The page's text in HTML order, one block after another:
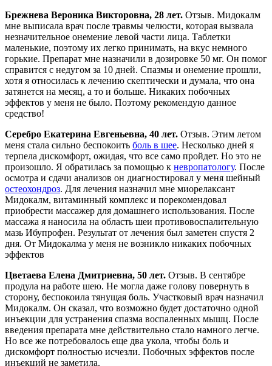
Брежнева Вероника Викторовна, 28 лет. Отзыв. Мидокалм
мне выписала врач после травмы челюсти, которая вызвала
незначительное онемение левой части лица. Таблетки
маленькие, поэтому их легко принимать, на вкус немного
горькие. Препарат мне назначили в дозировке 50 мг. Он помог
справится с недугом за 10 дней. Спазмы и онемение прошли,
хотя я относилась к лечению скептически и думала, что она
затянется на месяц, а то и больше. Никаких побочных
эффектов у меня не было. Поэтому рекомендую данное
средство!
Серебро Екатерина Евгеньевна, 40 лет. Отзыв. Этим летом
меня стала сильно беспокоить боль в шее. Несколько дней я
терпела дискомфорт, ожидая, что все само пройдет. Но это не
произошло. Я обратилась за помощью к невропатологу. После
осмотра и сдачи анализов он диагностировал у меня шейный
остеохондроз. Для лечения назначил мне миорелаксант
Мидокалм, витаминный комплекс и порекомендовал
приобрести массажер для домашнего использования. После
массажа я наносила на область шеи противовоспалительную
мазь Ибупрофен. Результат от лечения был заметен спустя 2
дня. От Мидокалма у меня не возникло никаких побочных
эффектов
Цветаева Елена Дмитриевна, 50 лет. Отзыв. В сентябре
продула на работе шею. Не могла даже голову повернуть в
сторону, беспокоила тянущая боль. Участковый врач назначил
Мидокалм. Он сказал, что возможно будет достаточно одной
инъекции для устранения спазма воспаленных мышц. После
введения препарата мне действительно стало намного легче.
Но все же потребовалось еще два укола, чтобы боль и
дискомфорт полностью исчезли. Побочных эффектов после
инъекций не заметила.